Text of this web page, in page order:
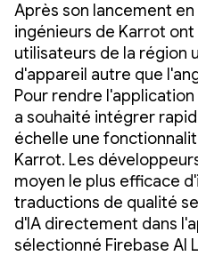
Après son lancement
ingénieurs de Karrot
utilisateurs de la région
d'appareil autre que
Pour rendre
a souhaité intégrer
échelle une
Karrot. Les
moyen le plus efficace
traductions de qualité
d'IA directement dans
sélectionné Firebase AI